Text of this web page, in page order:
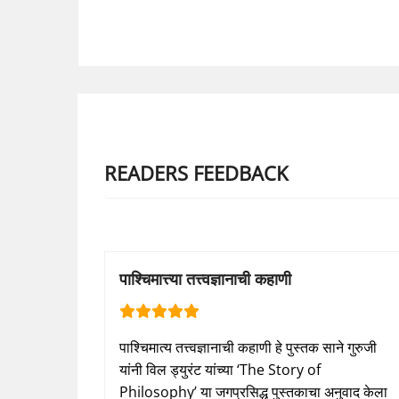
READERS FEEDBACK
पाश्चिमात्त्या तत्त्वज्ञानाची कहाणी
पाश्चिमात्य तत्त्वज्ञानाची कहाणी हे पुस्तक साने गुरुजी
यांनी विल ड्युरंट यांच्या ‘The Story of
Philosophy’ या जगप्रसिद्ध पुस्तकाचा अनुवाद केला